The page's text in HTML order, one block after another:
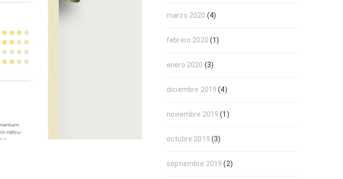
marzo 2020 (4)
febrero 2020 (1)
enero 2020 (3)
diciembre 2019 (4)
noviembre 2019 (1)
octubre 2019 (3)
septiembre 2019 (2)